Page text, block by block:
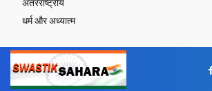
अंतरराष्ट्रीय
धर्म और अध्यात्म